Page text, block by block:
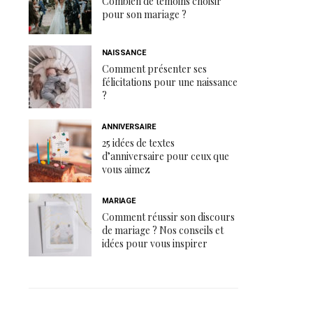
pour son mariage ?
NAISSANCE
Comment présenter ses
félicitations pour une naissance
?
ANNIVERSAIRE
25 idées de textes
d’anniversaire pour ceux que
vous aimez
MARIAGE
Comment réussir son discours
de mariage ? Nos conseils et
idées pour vous inspirer